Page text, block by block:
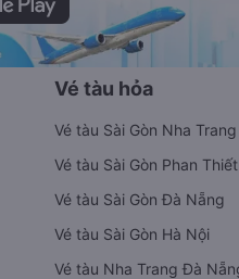
Vé tàu hỏa
Vé tàu Sài Gòn Nha Trang
Vé tàu Sài Gòn Phan Thiết
Vé tàu Sài Gòn Đà Nẵng
Vé tàu Sài Gòn Hà Nội
Vé tàu Nha Trang Đà